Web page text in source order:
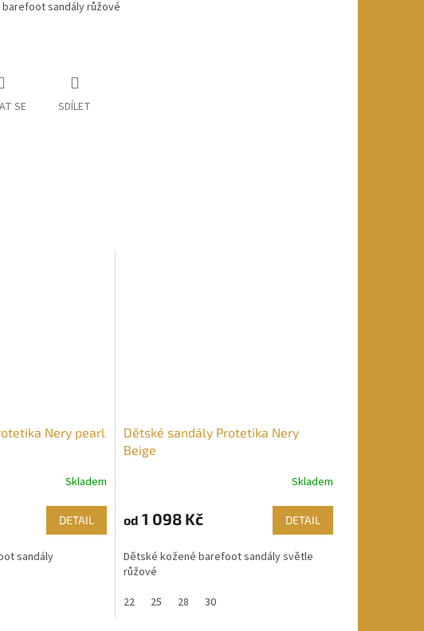
sandály růžové
SE SDÍLET
Nery pearl
Skladem
DETAIL
sandály
Dětské sandály Protetika Nery
Beige
Skladem
od 1 098 Kč DETAIL
Dětské kožené barefoot sandály světle
růžové
22
25 28 30